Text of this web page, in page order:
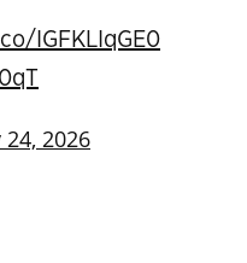
IGFKLIqGE0
24, 2026